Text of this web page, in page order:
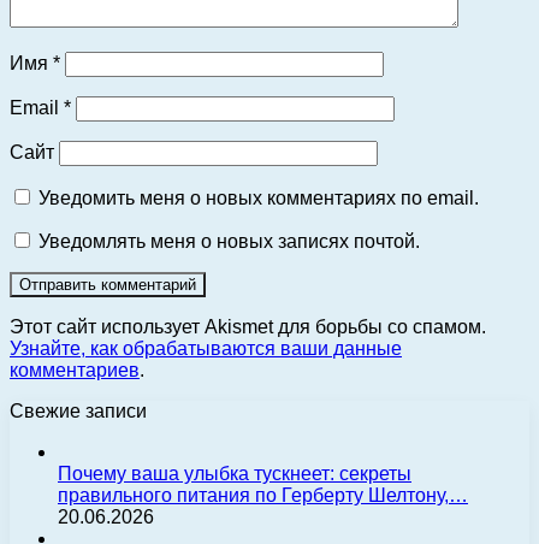
Имя *
Email *
Сайт
Уведомить меня о новых комментариях по email.
Уведомлять меня о новых записях почтой.
Этот сайт использует Akismet для борьбы со спамом.
Узнайте, как обрабатываются ваши данные
комментариев.
Свежие записи
Почему ваша улыбка тускнеет: секреты
правильного питания по Герберту Шелтону,…
20.06.2026